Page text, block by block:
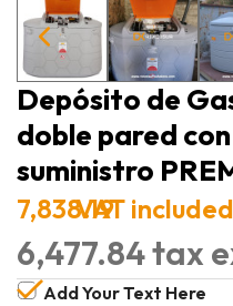
Depósito de
doble pared
suministro
7,838.19VAT included
6,477.84 tax
Add Your Text Here